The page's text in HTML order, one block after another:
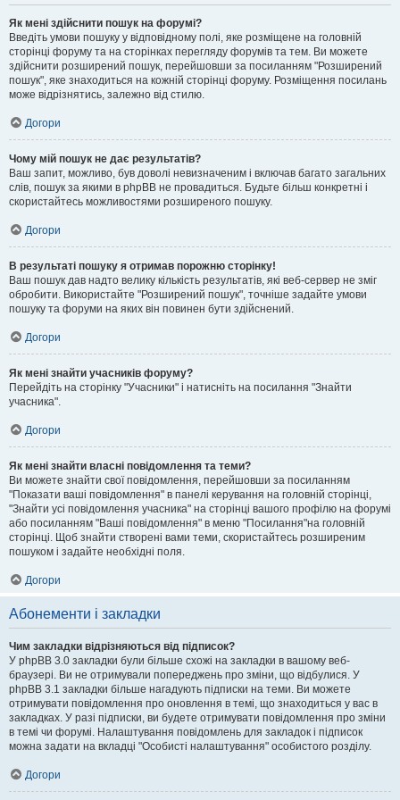
Як мені здійснити пошук на форумі?
Введіть умови пошуку у відповідному полі, яке розміщене на головній
сторінці форуму та на сторінках перегляду форумів та тем. Ви можете
здійснити розширений пошук, перейшовши за посиланням "Розширений
пошук", яке знаходиться на кожній сторінці форуму. Розміщення посилань
може відрізнятись, залежно від стилю.
Догори
Чому мій пошук не дає результатів?
Ваш запит, можливо, був доволі невизначеним і включав багато загальних
слів, пошук за якими в phpBB не провадиться. Будьте більш конкретні і
скористайтесь можливостями розширеного пошуку.
Догори
В результаті пошуку я отримав порожню сторінку!
Ваш пошук дав надто велику кількість результатів, які веб-сервер не зміг
обробити. Використайте "Розширений пошук", точніше задайте умови
пошуку та форуми на яких він повинен бути здійснений.
Догори
Як мені знайти учасників форуму?
Перейдіть на сторінку "Учасники" і натисніть на посилання "Знайти
учасника".
Догори
Як мені знайти власні повідомлення та теми?
Ви можете знайти свої повідомлення, перейшовши за посиланням
"Показати ваші повідомлення" в панелі керування на головній сторінці,
"Знайти усі повідомлення учасника" на сторінці вашого профілю на форумі
або посиланням "Ваші повідомлення" в меню "Посилання"на головній
сторінці. Щоб знайти створені вами теми, скористайтесь розширеним
пошуком і задайте необхідні поля.
Догори
Абонементи і закладки
Чим закладки відрізняються від підписок?
У phpBB 3.0 закладки були більше схожі на закладки в вашому веб-
браузері. Ви не отримували попереджень про зміни, що відбулися. У
phpBB 3.1 закладки більше нагадують підписки на теми. Ви можете
отримувати повідомлення про оновлення в темі, що знаходиться у вас в
закладках. У разі підписки, ви будете отримувати повідомлення про зміни
в темі чи форумі. Налаштування повідомлень для закладок і підписок
можна задати на вкладці "Особисті налаштування" особистого розділу.
Догори